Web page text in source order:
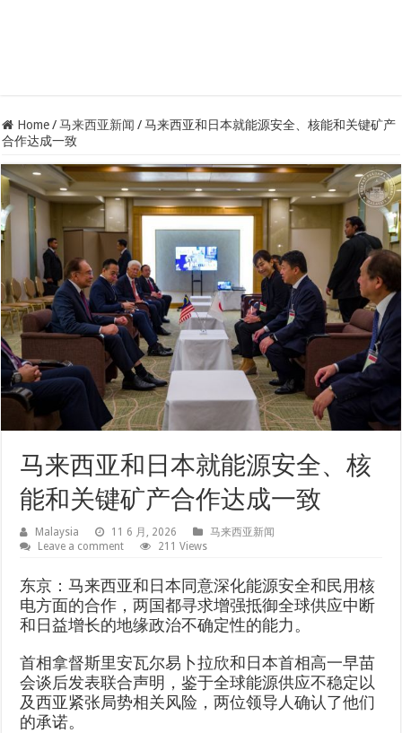
Home / 马来西亚新闻 / 马来西亚和日本就能源安全、核能和关键矿产
合作达成一致
马来西亚和日本就能源安全、核
能和关键矿产合作达成一致
Malaysia 11 6 月, 2026
马来西亚新闻
Leave a comment
211 Views
东京：马来西亚和日本同意深化能源安全和民用核
电方面的合作，两国都寻求增强抵御全球供应中断
和日益增长的地缘政治不确定性的能力。
首相拿督斯里安瓦尔易卜拉欣和日本首相高一早苗
会谈后发表联合声明，鉴于全球能源供应不稳定以
及西亚紧张局势相关风险，两位领导人确认了他们
的承诺。